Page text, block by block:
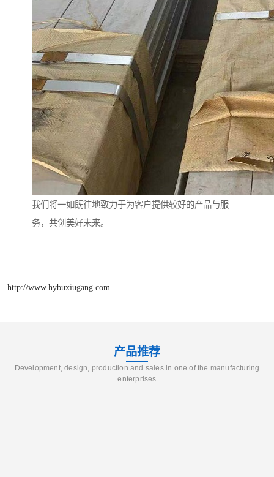
我们将一如既往地致力于为客户提供较好的产品与服
务，共创美好未来。
http://www.hybuxiugang.com
产品推荐
Development, design, production and sales in one of the manufacturing
enterprises